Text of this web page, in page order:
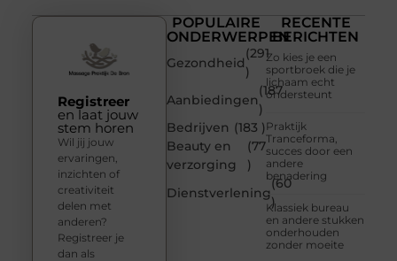
POPULAIRE
ONDERWERPEN
Gezondheid
(291
)
Aanbiedingen
(187
)
Bedrijven (183 )
Beauty en
verzorging
(77
)
Dienstverlening
(60
)
RECENTE
BERICHTEN
Zo kies je een
sportbroek die je
lichaam echt
ondersteunt
Praktijk
Tranceforma,
succes door een
andere
benadering
Klassiek bureau
en andere stukken
onderhouden
zonder moeite
Registreer
en laat jouw
stem horen
Wil jij jouw
ervaringen,
inzichten of
creativiteit
delen met
anderen?
Registreer je
dan als